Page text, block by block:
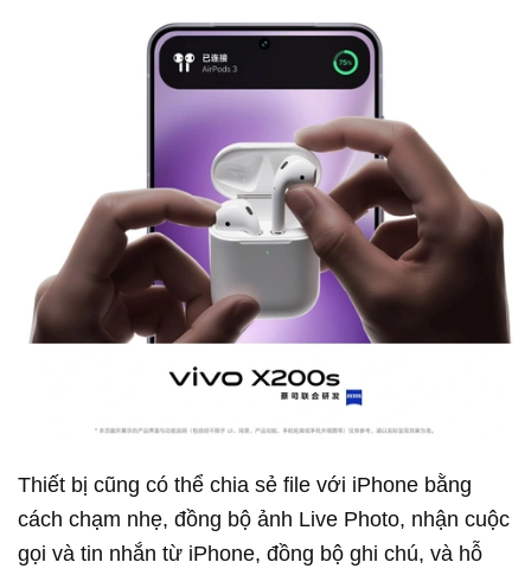
Thiết bị cũng có thể chia sẻ file với iPhone bằng
cách chạm nhẹ, đồng bộ ảnh Live Photo, nhận cuộc
gọi và tin nhắn từ iPhone, đồng bộ ghi chú, và hỗ